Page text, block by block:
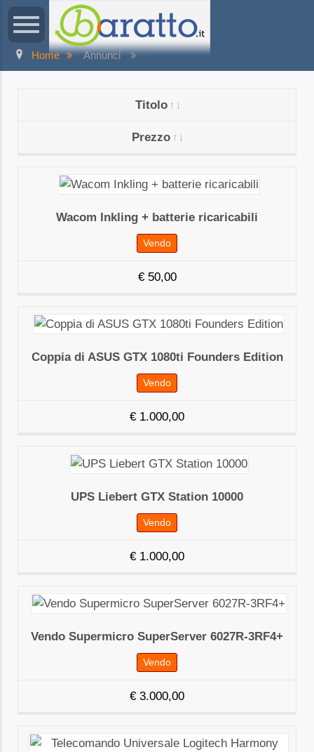
Home Annunci
Titolo
Prezzo
Wacom Inkling + batterie ricaricabili
Vendo
€50,00
Coppia di ASUS GTX 1080ti Founders Edition
Vendo
€ 1.000,00
UPS Liebert GTX Station 10000
Vendo
€ 1.000,00
Vendo Supermicro SuperServer 6027R-3RF4+
Vendo
€ 3.000,00